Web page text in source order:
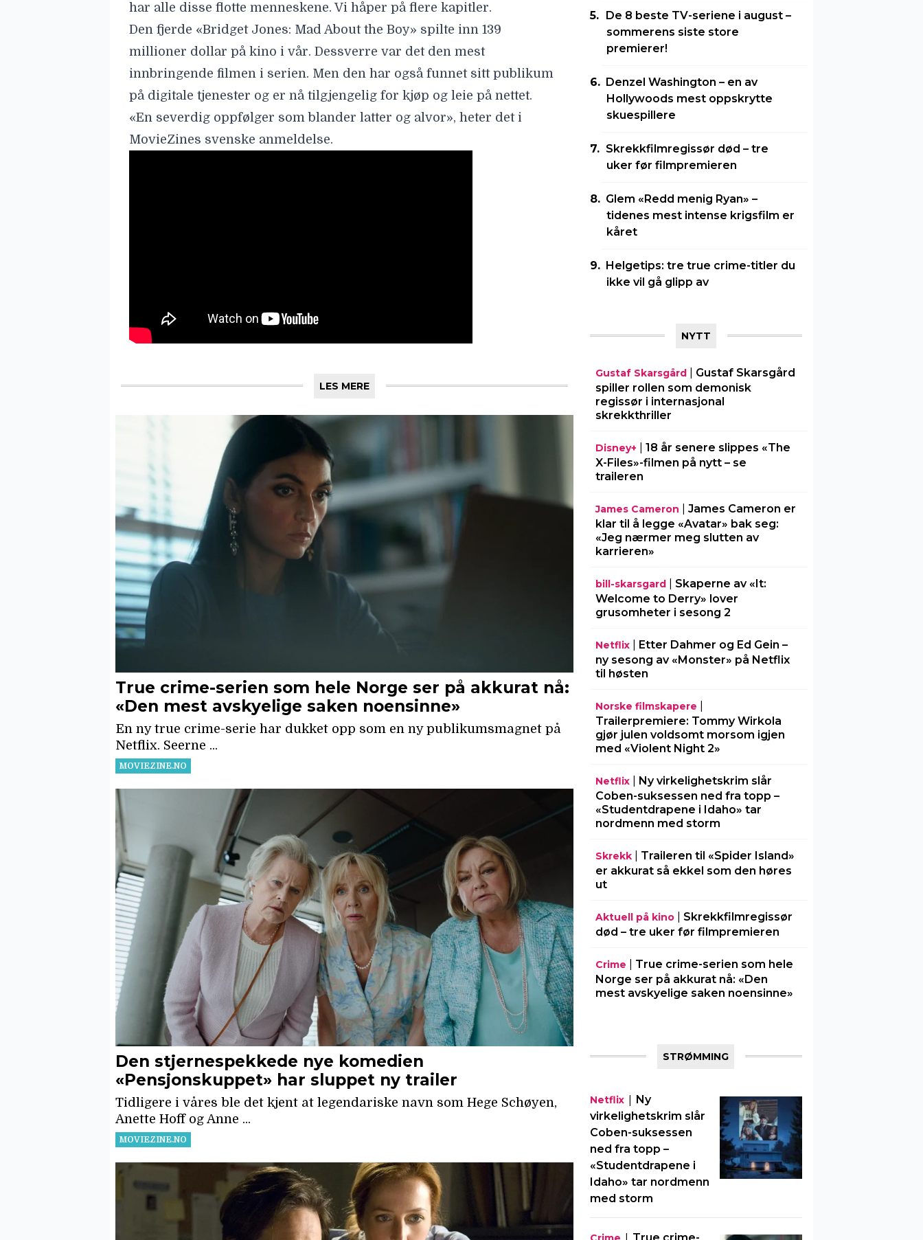
har alle disse flotte menneskene. Vi håper på flere kapitler.
Den fjerde «Bridget Jones: Mad About the Boy» spilte inn 139
millioner dollar på kino i vår. Dessverre var det den mest
innbringende filmen i serien. Men den har også funnet sitt publikum
på digitale tjenester og er nå tilgjengelig for kjøp og leie på nettet.
«En severdig oppfølger som blander latter og alvor», heter det i
MovieZines svenske anmeldelse.
LES MERE
De 8 beste TV-seriene i august –
sommerens siste store
premierer!
Denzel Washington – en av
Hollywoods mest oppskrytte
skuespillere
Skrekkfilmregissør død – tre
uker før filmpremieren
Glem «Redd menig Ryan» –
tidenes mest intense krigsfilm er
kåret
Helgetips: tre true crime-titler du
ikke vil gå glipp av
NYTT
Gustaf Skarsgård| Gustaf Skarsgård
spiller rollen som demonisk
regissør i internasjonal
skrekkthriller
Disney+
18 år senere slippes «The
X-Files»-filmen på nytt – se
traileren
James Cameron
James Cameron er
klar til å legge «Avatar» bak seg:
«Jeg nærmer meg slutten av
karrieren»
bill-skarsgard| Skaperne av «It:
Welcome to Derry» lover
grusomheter i sesong 2
Netflix| Etter Dahmer og Ed Gein –
ny sesong av «Monster» på Netflix
til høsten
Norske filmskapere
Trailerpremiere: Tommy Wirkola
gjør julen voldsomt morsom igjen
med «Violent Night 2»
Netflix| Ny virkelighetskrim slår
Coben-suksessen ned fra topp –
«Studentdrapene i Idaho» tar
nordmenn med storm
Skrekk| Traileren til «Spider Island»
er akkurat så ekkel som den høres
ut
Aktuell på kino| Skrekkfilmregissør
død – tre uker før filmpremieren
Crime
True crime-serien som hele
Norge ser på akkurat nå: «Den
mest avskyelige saken noensinne»
STRØMMING
Netflix| Ny
virkelighetskrim slår
Coben-suksessen
ned fra topp –
«Studentdrapene i
Idaho» tar nordmenn
med storm